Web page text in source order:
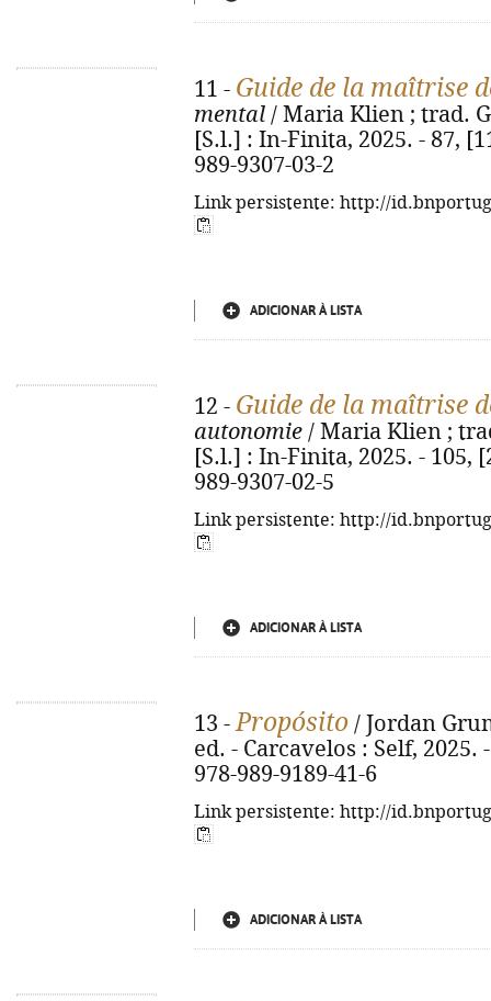
11 - Guide de la maîtrise
mental / Maria Klien ; trad.
[S.l.] : In-Finita, 2025. - 87,
989-9307-03-2
Link persistente: http://
ADICIONAR À LISTA
12 - Guide de la maîtrise
autonomie / Maria Klien ;
[S.l.] : In-Finita, 2025. - 105,
989-9307-02-5
Link persistente: http://
ADICIONAR À LISTA
13 -Propósito / Jordan
ed. - Carcavelos : Self, 2025.
978-989-9189-41-6
Link persistente: http://
ADICIONAR À LISTA